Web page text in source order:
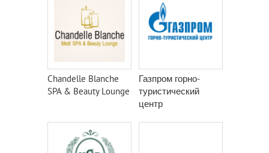
Chandelle Blanche
SPA & Beauty Lounge
Газпром горно-
туристический
центр